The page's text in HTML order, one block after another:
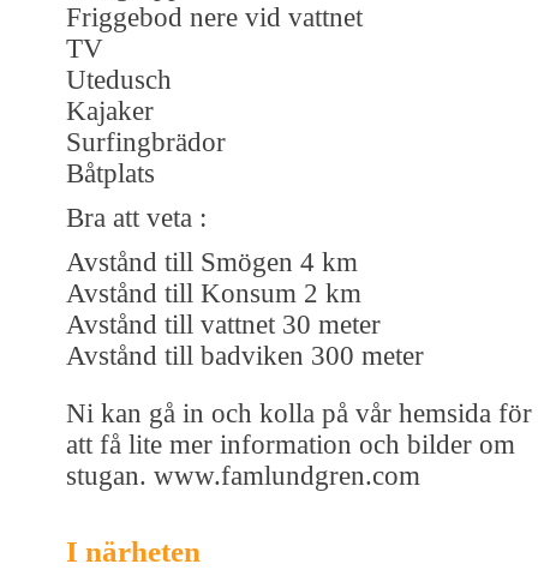
Friggebod nere vid vattnet
TV
Utedusch
Kajaker
Surfingbrädor
Båtplats
Bra att veta :
Avstånd till Smögen 4 km
Avstånd till Konsum 2 km
Avstånd till vattnet 30 meter
Avstånd till badviken 300 meter
Ni kan gå in och kolla på vår hemsida för
att få lite mer information och bilder om
stugan. www.famlundgren.com
I närheten